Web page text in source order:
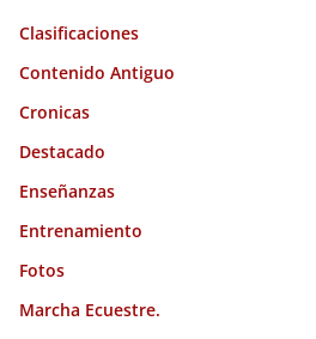
Clasificaciones
Contenido Antiguo
Cronicas
Destacado
Enseñanzas
Entrenamiento
Fotos
Marcha Ecuestre.